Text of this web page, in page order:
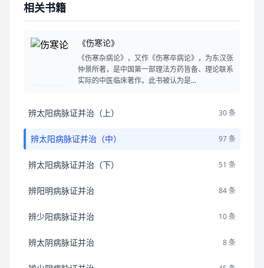
相关书籍
《伤寒论》
《伤寒杂病论》，又作《伤寒卒病论》，为东汉张
仲景所著，是中国第一部理法方药皆备、理论联系
实际的中医临床著作。此书被认为是...
辨太阳病脉证并治（上） 30 条
辨太阳病脉证并治（中） 97 条
辨太阳病脉证并治（下） 51 条
辨阳明病脉证并治 84 条
辨少阳病脉证并治 10 条
辨太阴病脉证并治 8 条